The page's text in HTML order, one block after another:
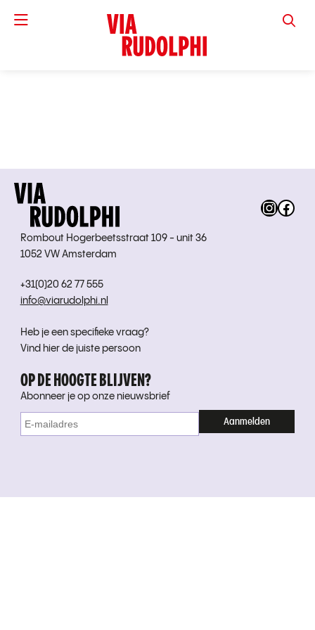
VIA
Rombout Hogerbeetsstraat 109 - unit 36
1052 VW Amsterdam
+31(0)20 62 77 555
info@viarudolphi.nl
Heb je een specifieke vraag?
Vind hier de juiste persoon
OP DE HOOGTE BLIJVEN?
Abonneer je op onze nieuwsbrief